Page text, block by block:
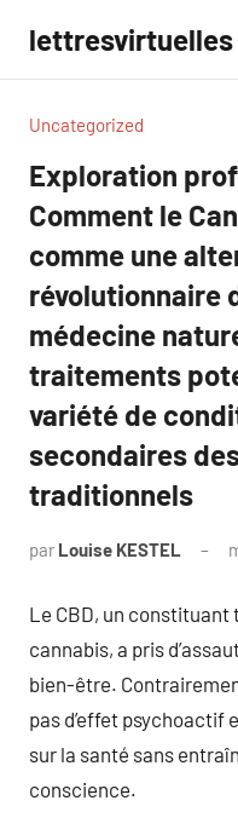
contenu
lettresvirtuelles
Uncategorized
Exploration
Comment le
comme une
révolutionnaire
médecine
traitements
variété de
secondaires
traditionnels
par Louise KESTEL
Le CBD, un constituant
cannabis, a pris
bien-être.
pas d’effet psychoactif
sur la santé sans
conscience.